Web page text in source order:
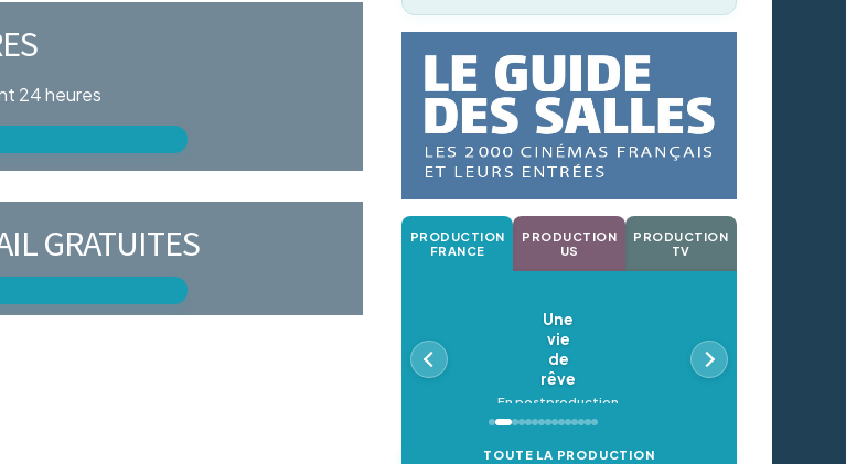
24 heures
GRATUITES
PRODUCTION
FRANCE
PRODUCTION
US
PRODUCTION
TV
Une
vie
de
rêve
En postproduction
TOUTE LA PRODUCTION